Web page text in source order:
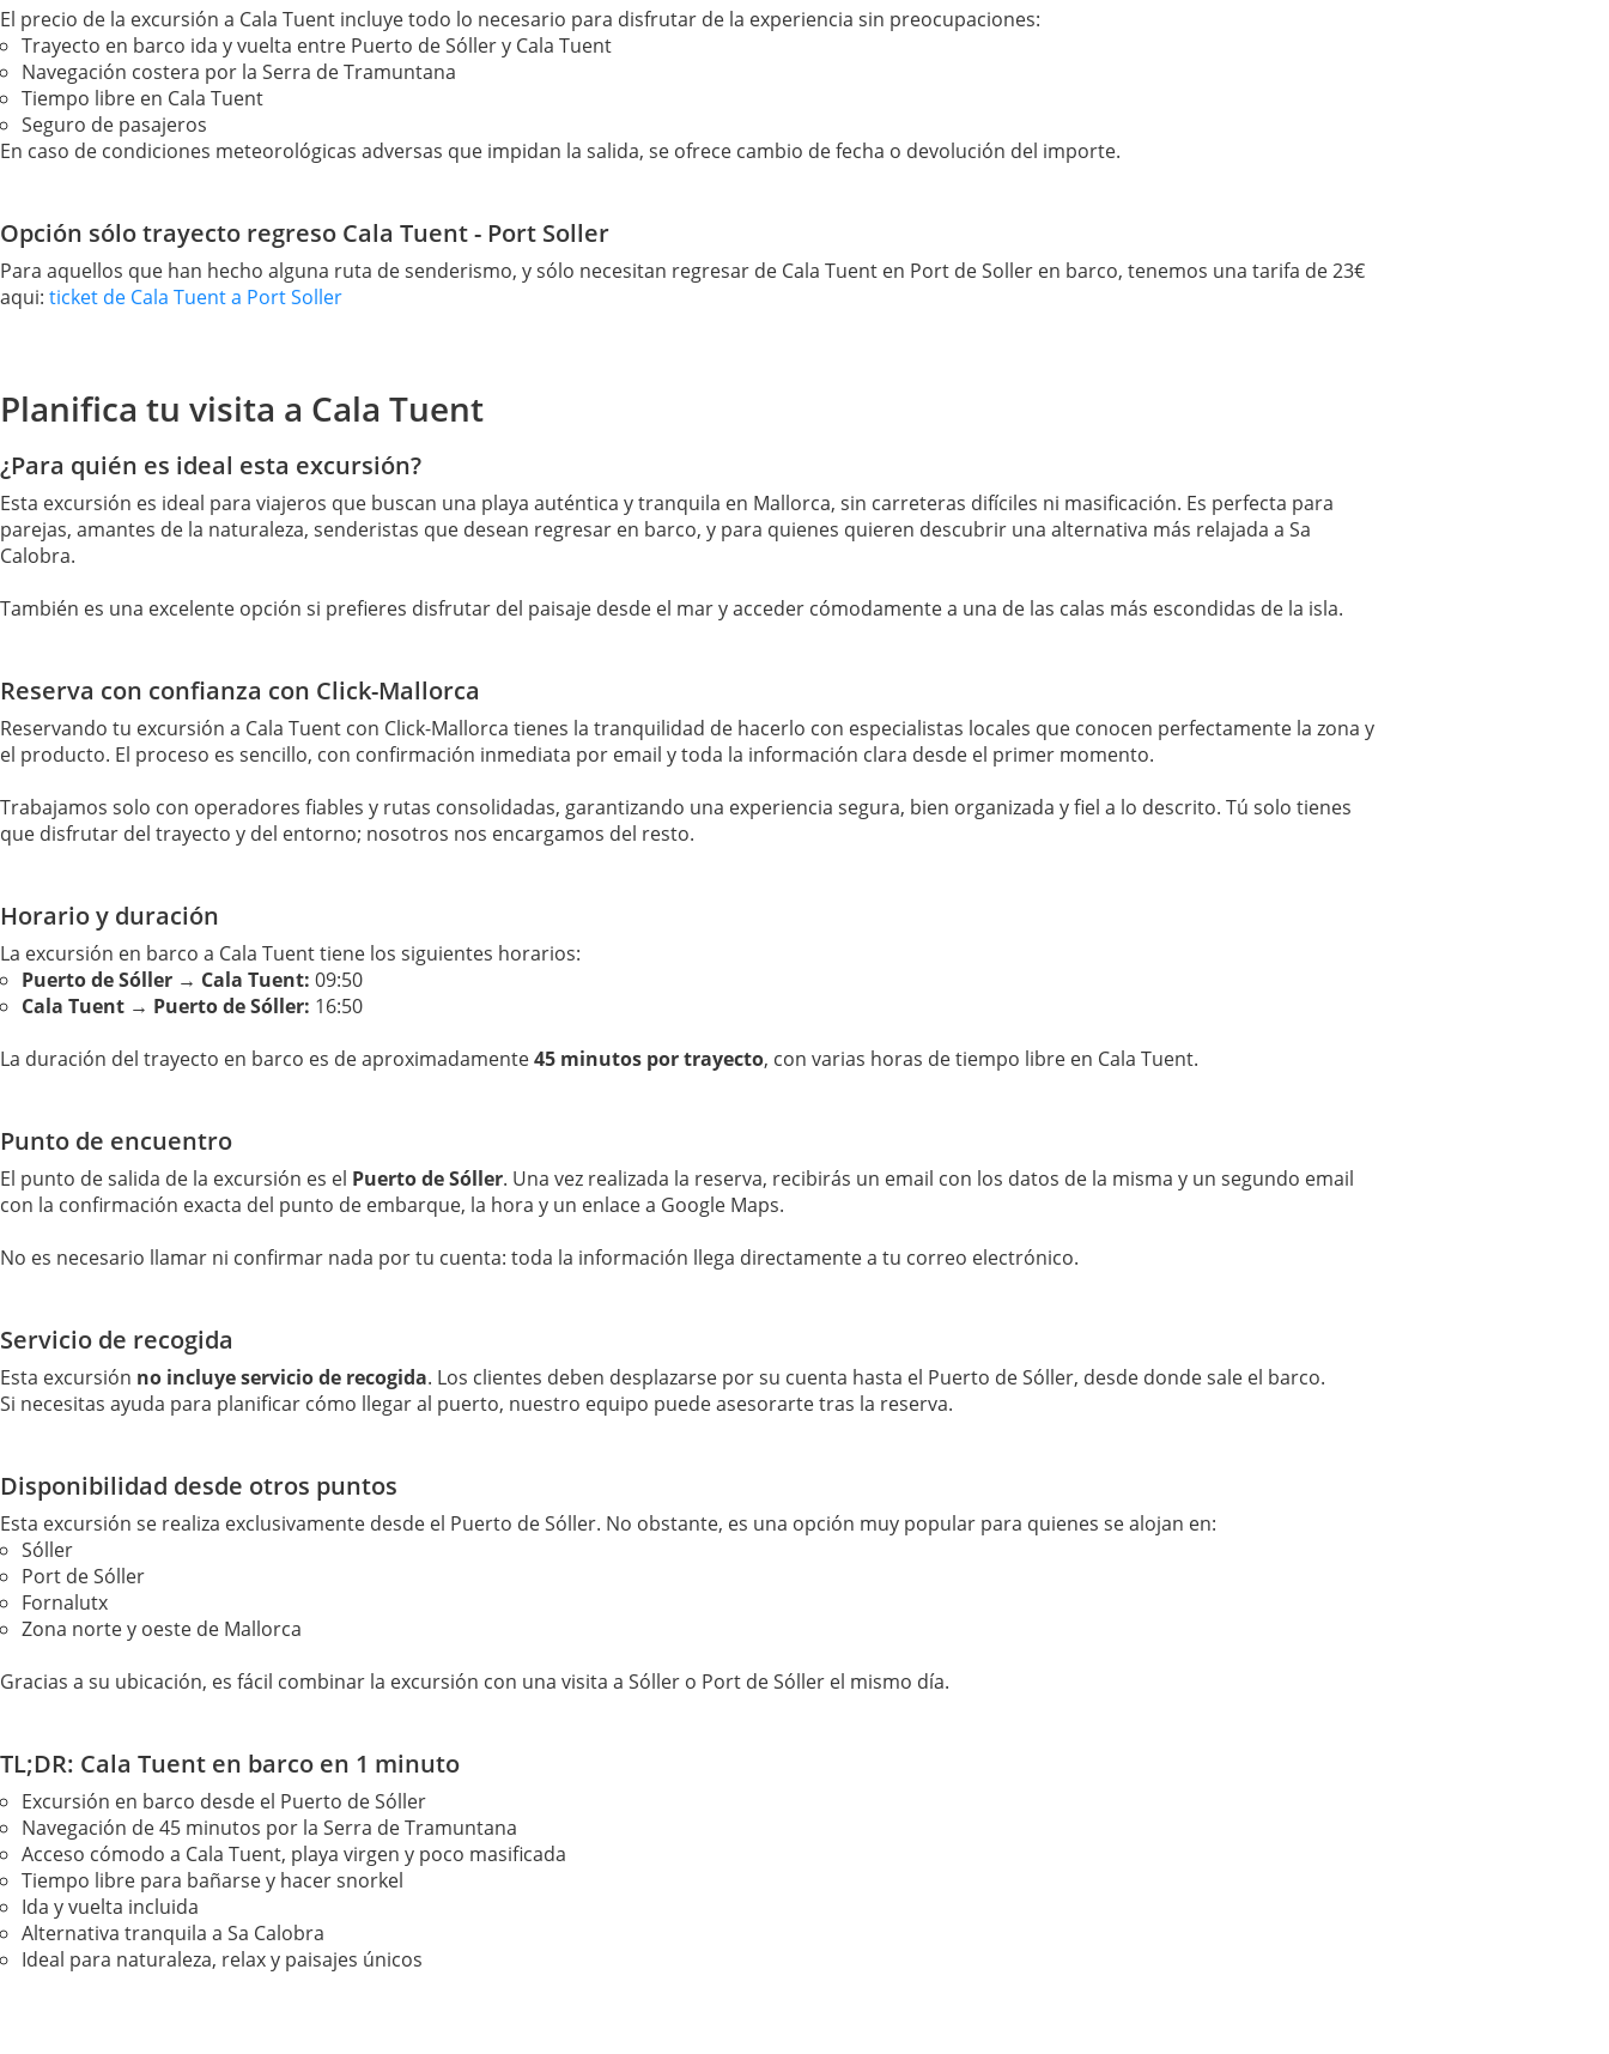
El precio de la excursión a Cala Tuent incluye todo lo necesario para disfrutar de la experiencia sin preocupaciones:
Trayecto en barco ida y vuelta entre Puerto de Sóller y Cala Tuent
Navegación costera por la Serra de Tramuntana
Tiempo libre en Cala Tuent
Seguro de pasajeros
En caso de condiciones meteorológicas adversas que impidan la salida, se ofrece cambio de fecha o devolución del importe.
Opción sólo trayecto regreso Cala Tuent - Port Soller
Para aquellos que han hecho alguna ruta de senderismo, y sólo necesitan regresar de Cala Tuent en Port de Soller en barco, tenemos una tarifa de 23€
aqui: ticket de Cala Tuent a Port Soller
Planifica tu visita a Cala Tuent
¿Para quién es ideal esta excursión?
Esta excursión es ideal para viajeros que buscan una playa auténtica y tranquila en Mallorca, sin carreteras difíciles ni masificación. Es perfecta para
parejas, amantes de la naturaleza, senderistas que desean regresar en barco, y para quienes quieren descubrir una alternativa más relajada a Sa
Calobra.
También es una excelente opción si prefieres disfrutar del paisaje desde el mar y acceder cómodamente a una de las calas más escondidas de la isla.
Reserva con confianza con Click-Mallorca
Reservando tu excursión a Cala Tuent con Click-Mallorca tienes la tranquilidad de hacerlo con especialistas locales que conocen perfectamente la zona y
el producto. El proceso es sencillo, con confirmación inmediata por email y toda la información clara desde el primer momento.
Trabajamos solo con operadores fiables y rutas consolidadas, garantizando una experiencia segura, bien organizada y fiel a lo descrito. Tú solo tienes
que disfrutar del trayecto y del entorno; nosotros nos encargamos del resto.
Horario y duración
La excursión en barco a Cala Tuent tiene los siguientes horarios:
Puerto de Sóller → Cala Tuent: 09:50
Cala Tuent → Puerto de Sóller: 16:50
La duración del trayecto en barco es de aproximadamente45 minutos por trayecto, con varias horas de tiempo libre en Cala Tuent.
Punto de encuentro
El punto de salida de la excursión es el Puerto de Sóller. Una vez realizada la reserva, recibirás un email con los datos de la misma y un segundo email
con la confirmación exacta del punto de embarque, la hora y un enlace a Google Maps.
No es necesario llamar ni confirmar nada por tu cuenta: toda la información llega directamente a tu correo electrónico.
Servicio de recogida
Esta excursión no incluye servicio de recogida. Los clientes deben desplazarse por su cuenta hasta el Puerto de Sóller, desde donde sale el barco.
Si necesitas ayuda para planificar cómo llegar al puerto, nuestro equipo puede asesorarte tras la reserva.
Disponibilidad desde otros puntos
Esta excursión se realiza exclusivamente desde el Puerto de Sóller. No obstante, es una opción muy popular para quienes se alojan en:
Sóller
Port de Sóller
Fornalutx
Zona norte y oeste de Mallorca
Gracias a su ubicación, es fácil combinar la excursión con una visita a Sóller o Port de Sóller el mismo día.
TL;DR: Cala Tuent en barco en 1 minuto
Excursión en barco desde el Puerto de Sóller
Navegación de 45 minutos por la Serra de Tramuntana
Acceso cómodo a Cala Tuent, playa virgen y poco masificada
Tiempo libre para bañarse y hacer snorkel
Ida y vuelta incluida
Alternativa tranquila a Sa Calobra
Ideal para naturaleza, relax y paisajes únicos